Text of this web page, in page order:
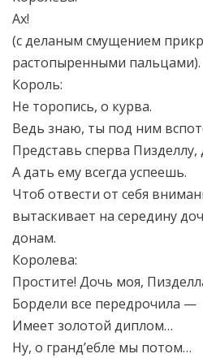
Ах!
(с деланым смущением
растопыренными пальцами).
Король:
Не торопись, о курва.
Ведь знаю, ты под ним
Представь сперва Пизделлу,
А дать ему всегда успеешь.
Чтоб отвести от себя
вытаскивает на середину
донам.
Королева:
Простите! Дочь моя,
Бордели все передрочила —
Имеет золотой диплом…
Ну, о гранд’ебле мы потом…